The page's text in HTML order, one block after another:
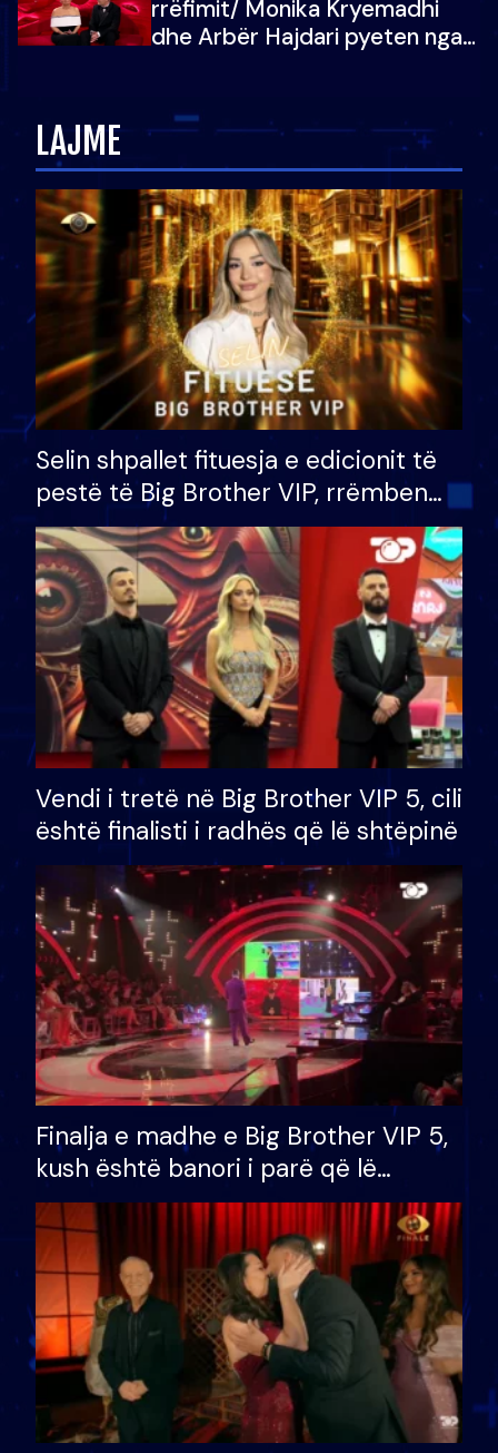
rrëfimit/ Monika Kryemadhi
dhe Arbër Hajdari pyeten nga
LAJME
Selin shpallet fituesja e edicionit të
pestë të Big Brother VIP, rrëmben
çmimin e madh prej 100 mijë eurosh
Vendi i tretë në Big Brother VIP 5, cili
është finalisti i radhës që lë shtëpinë
Finalja e madhe e Big Brother VIP 5,
kush është banori i parë që lë
shtëpinë dhe humb mundësinë për
të fituar çmimin e madh